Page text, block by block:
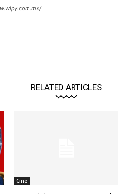
RELATED ARTICLES
Cine